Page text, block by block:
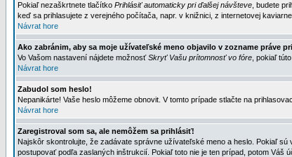
Pokiaľ nezaškrtnete tlačítko Prihlásiť automaticky pri ďalšej návšteve , budete
keď sa prihlasujete z verejného počítača, napr. v knižnici, z internetovej
Návrat hore
Ako zabránim, aby sa moje užívateľské meno objavilo v zozname práve
Vo Vašom nastavení nájdete možnosťSkryť Vašu prítomnosť vo fóre , pokiaľ
Návrat hore
Zabudol som heslo!
Nepanikárte! Vaše heslo môžeme obnovit. V tomto prípade stlačte na
Návrat hore
Zaregistroval som sa, ale nemôžem sa prihlásiť!
Najskôr skontrolujte, že zadávate správne užívateľské meno a heslo. Pokiaľ
postupovať podľa zaslaných inštrukcií. Pokiaľ toto nie je ten prípad, potom Váš